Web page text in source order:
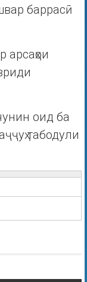
баррасӣ
арсаҳои
оид ба
табодули